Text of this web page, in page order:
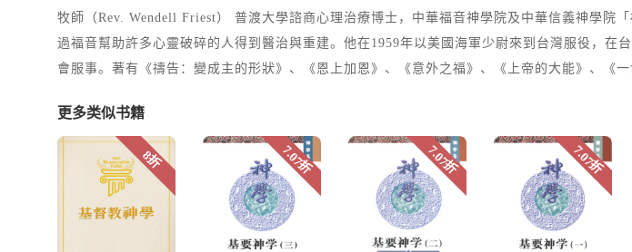
牧師（Rev. Wendell Friest） 普渡大學諮商心理治療博士，中華福音神學院及中華信義神學
過福音幫助許多心靈破碎的人得到醫治與重建。他在1959年以美國海軍少尉來到台灣服役，
會服事。著有《禱告：變成主的形狀》、《恩上加恩》、《意外之福》、《上帝的大能》、《一
更多类似书籍